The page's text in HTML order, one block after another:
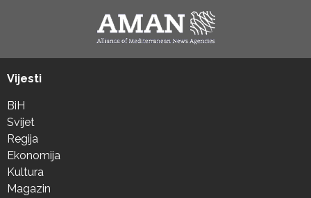
Vijesti
BiH
Svijet
Regija
Ekonomija
Kultura
Magazin